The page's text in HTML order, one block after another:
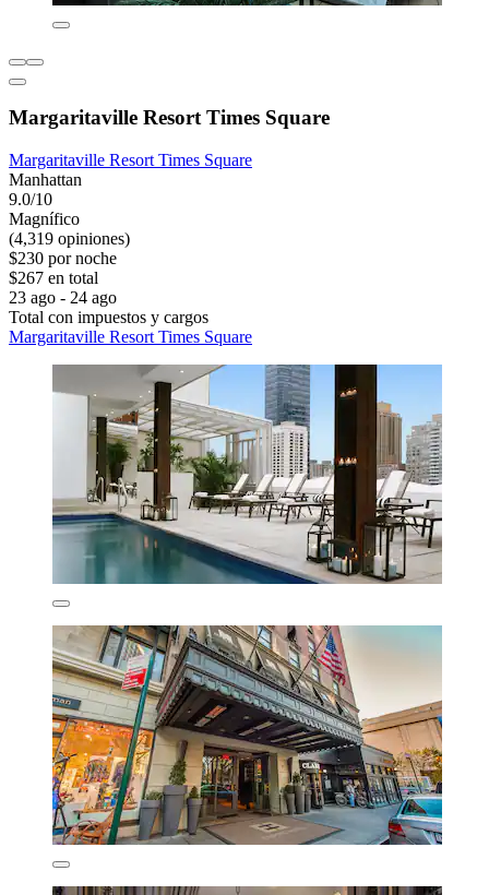
Margaritaville Resort Times Square
Margaritaville Resort Times Square
Manhattan
9.0/10
Magnífico
(4,319 opiniones)
$230 por noche
$267 en total
23 ago - 24 ago
Total con impuestos y cargos
Margaritaville Resort Times Square